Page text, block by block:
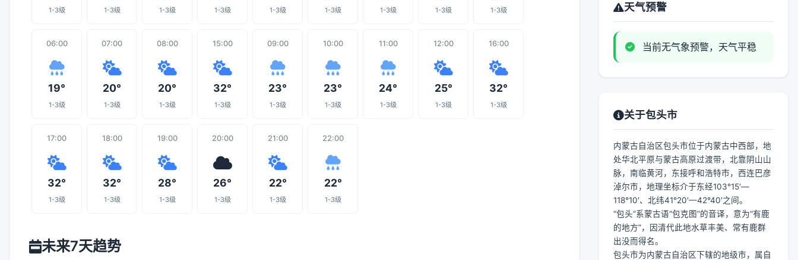
1-3级 1-3级 1-3级 1-3级 1-3级 1-3级 1-3级 1-3级 1-3级
06:00
19°
1-3级
07:00
20°
1-3级
08:00
20°
1-3级
15:00
32°
1-3级
09:00
23°
1-3级
10:00
23°
1-3级
11:00
24°
1-3级
12:00
25°
1-3级
16:00
32°
1-3级
17:00
32°
1-3级
18:00
32°
1-3级
19:00
28°
1-3级
20:00
26°
1-3级
21:00
22°
1-3级
22:00
22°
1-3级
未来7天趋势
天气预警
当前无气象预警，天气平稳
关于包头市
内蒙古自治区包头市位于内蒙古中西部，地
处华北平原与蒙古高原过渡带，北靠阴山山
脉，南临黄河，东接呼和浩特市，西连巴彦
淖尔市，地理坐标介于东经103°15′—
118°10′、北纬41°20′—42°40′之间。
“包头”系蒙古语“包克图”的音译，意为“有鹿
的地方”，因清代此地水草丰美、常有鹿群
出没而得名。
包头市为内蒙古自治区下辖的地级市，属自